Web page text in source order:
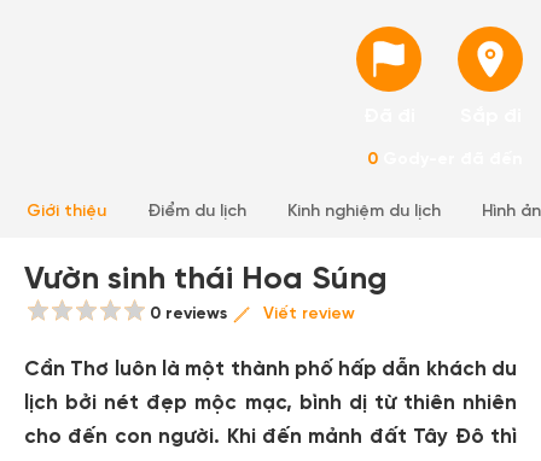
0
Giới thiệu Điểm du lịch Kinh nghiệm du lịch Hình
Vườn sinh thái Hoa Súng
0 reviews Viết review
Cần Thơ luôn là một thành phố hấp dẫn khách du
lịch bởi nét đẹp mộc mạc, bình dị từ thiên nhiên
cho đến con người. Khi đến mảnh đất Tây Đô thì